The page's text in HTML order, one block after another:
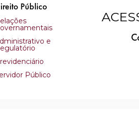
Público
e
Público